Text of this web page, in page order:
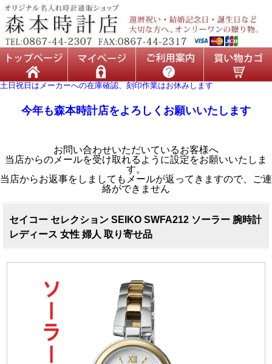
土日祝日はメーカーへの在庫確認、刻印作業はお休みします
今年も森本時計店をよろしくお願いいたします
お問い合わせいただいているお客様へ
当店からのメールを受け取れるように設定をお願いいたしま
す。
当店からお返事をしましてもメールが返ってきますので、ご連
絡ができません
セイコー セレクション SEIKO SWFA212 ソーラー 腕時計
レディース 女性 婦人 取り寄せ品